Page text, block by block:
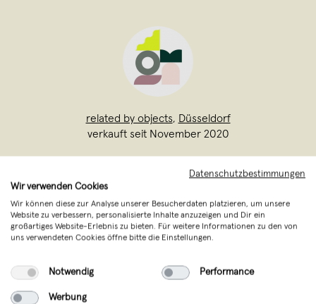
related by objects, Düsseldorf
verkauft seit November 2020
Leidenschaft. Wir sind Eva, Mia, & Lena -
wir sind related by objects. Drei
Designerinnen mit einer gemeinsamen
Vision: Hochwertigen Schmuck aus
eigener Manufaktur zu fertigen, die
Trends immer im Blick
Datenschutzbestimmungen
Wir verwenden Cookies
Wir können diese zur Analyse unserer Besucherdaten platzieren, um unsere
Website zu verbessern, personalisierte Inhalte anzuzeigen und Dir ein
großartiges Website-Erlebnis zu bieten. Für weitere Informationen zu den von
uns verwendeten Cookies öffne bitte die Einstellungen.
Notwendig Performance
Werbung